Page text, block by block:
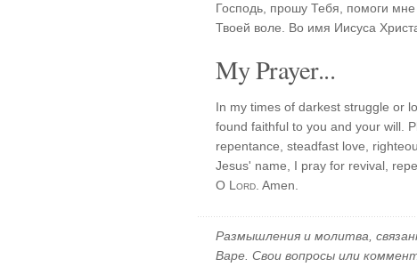
Господь, прошу Тебя, помоги
Твоей воле. Во имя Иисуса
My Prayer...
In my times of darkest struggle or
found faithful to you and your will.
repentance, steadfast love,
Jesus' name, I pray for revival,
O Lord . Amen.
Размышления и молитва,
Варе. Свои вопросы или